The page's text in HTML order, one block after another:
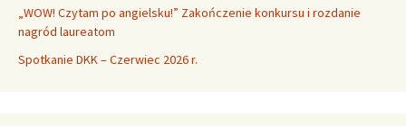
„WOW! Czytam po angielsku!” Zakończenie konkursu i rozdanie
nagród laureatom
Spotkanie DKK – Czerwiec 2026 r.